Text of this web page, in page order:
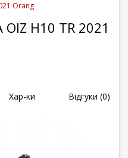
Orang
H10 TR 2021
Хар-ки Відгуки (0)